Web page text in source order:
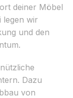
deiner Möbel
legen wir
und den
Dazu
von